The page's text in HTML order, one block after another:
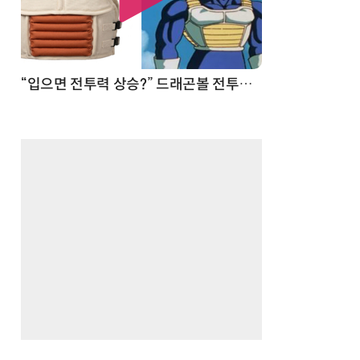
“입으면 전투력 상승?” 드래곤볼 전투복 닮은 중량조끼